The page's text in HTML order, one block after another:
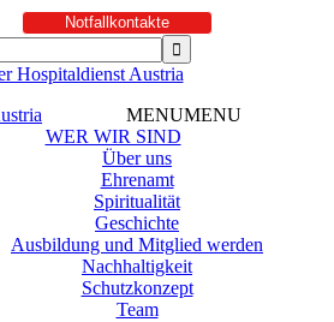
Notfallkontakte
Hospitaldienst Austria
MENUMENU
WER WIR SIND
Über uns
Ehrenamt
Spiritualität
Geschichte
Ausbildung und Mitglied werden
Nachhaltigkeit
Schutzkonzept
Team